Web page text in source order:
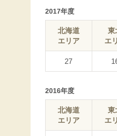
2017年度
北海道
エリア
東
エ
27
2016年度
北海道
エリア
東
エ